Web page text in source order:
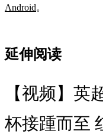
Android。
延伸阅读
【视频】英
杯接踵而至